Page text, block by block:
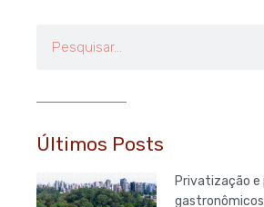
Últimos Posts
Privatização e